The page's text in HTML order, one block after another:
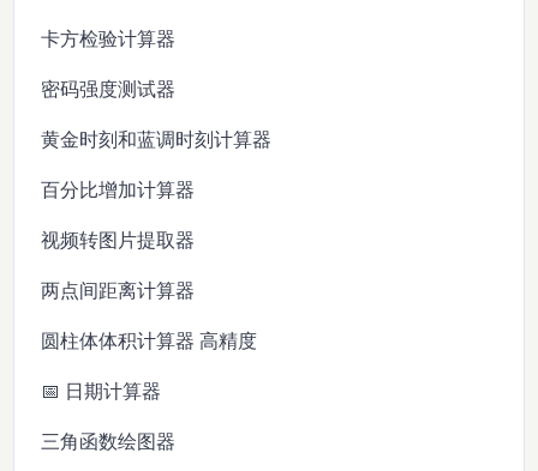
卡方检验计算器
密码强度测试器
黄金时刻和蓝调时刻计算器
百分比增加计算器
视频转图片提取器
两点间距离计算器
圆柱体体积计算器 高精度
📅 日期计算器
三角函数绘图器